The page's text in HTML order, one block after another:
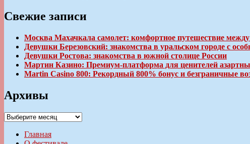
Свежие записи
Москва Махачкала самолет: комфортное путешествие
Девушки Березовский: знакомства в уральском городе с
Девушки Ростова: знакомства в южной столице России
Мартин Казино: Премиум-платформа для ценителей
Martin Casino 800: Рекордный 800% бонус и безграничные
Архивы
Архивы
Главная